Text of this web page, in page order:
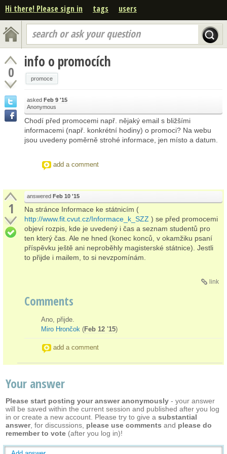
Hi there! Please sign in tags users
search or ask your question
0
info o promocích
promoce
asked Feb 9 '15
Anonymous
Chodí před promocemi např. nějaký email s bližšími
informacemi (např. konkrétní hodiny) o promoci? Na webu
jsou uvedeny poměrně strohé informace, jen místo a datum.
add a comment
1
answered Feb 10 '15
Na stránce Informace ke státnicím (
http://www.fit.cvut.cz/Informace_k_SZZ ) se před promocemi
objeví rozpis, kde je uvedený i čas a seznam studentů pro
ten který čas. Ale ne hned (konec konců, v okamžiku psaní
příspěvku ještě ani neproběhly magisterské státnice). Jestli
to přijde i mailem, to si nevzpomínám.
link
Comments
Ano, přijde.
Miro Hrončok (Feb 12 '15)
add a comment
Your answer
Please start posting your answer anonymously - your answer
will be saved within the current session and published after you log
in or create a new account. Please try to give a substantial
answer, for discussions, please use comments and please do
remember to vote (after you log in)!